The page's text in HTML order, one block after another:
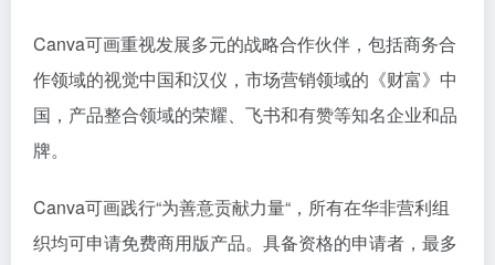
Canva可画重视发展多元的战略合作伙伴，包括商务合
作领域的视觉中国和汉仪，市场营销领域的《财富》中
国，产品整合领域的荣耀、飞书和有赞等知名企业和品
牌。
Canva可画践行“为善意贡献力量“，所有在华非营利组
织均可申请免费商用版产品。具备资格的申请者，最多